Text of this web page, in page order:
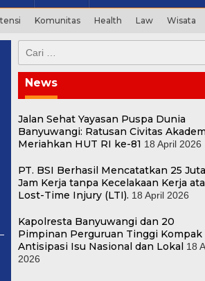
Komunitas Health Law Wisata
untuk:
News
Jalan Sehat Yayasan Puspa Dunia
Banyuwangi: Ratusan Civitas
Meriahkan HUT RI ke-81 18 April 2026
PT. BSI Berhasil Mencatatkan 25 Juta
Jam Kerja tanpa Kecelakaan Kerja
Lost-Time Injury (LTI). 18 April 2026
Kapolresta Banyuwangi dan 20
Pimpinan Perguruan Tinggi Kompak
Antisipasi Isu Nasional dan Lokal 18
2026